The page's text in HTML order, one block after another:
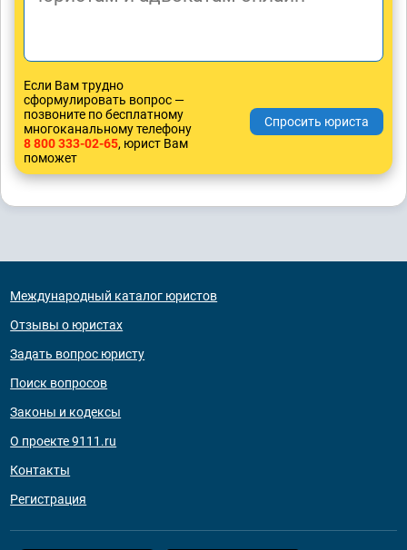
Если Вам трудно
сформулировать вопрос —
позвоните по бесплатному
многоканальному телефону
8 800 333-02-65, юрист Вам
поможет
Международный каталог юристов
Отзывы о юристах
Задать вопрос юристу
Поиск вопросов
Законы и кодексы
О проекте 9111.ru
Контакты
Регистрация